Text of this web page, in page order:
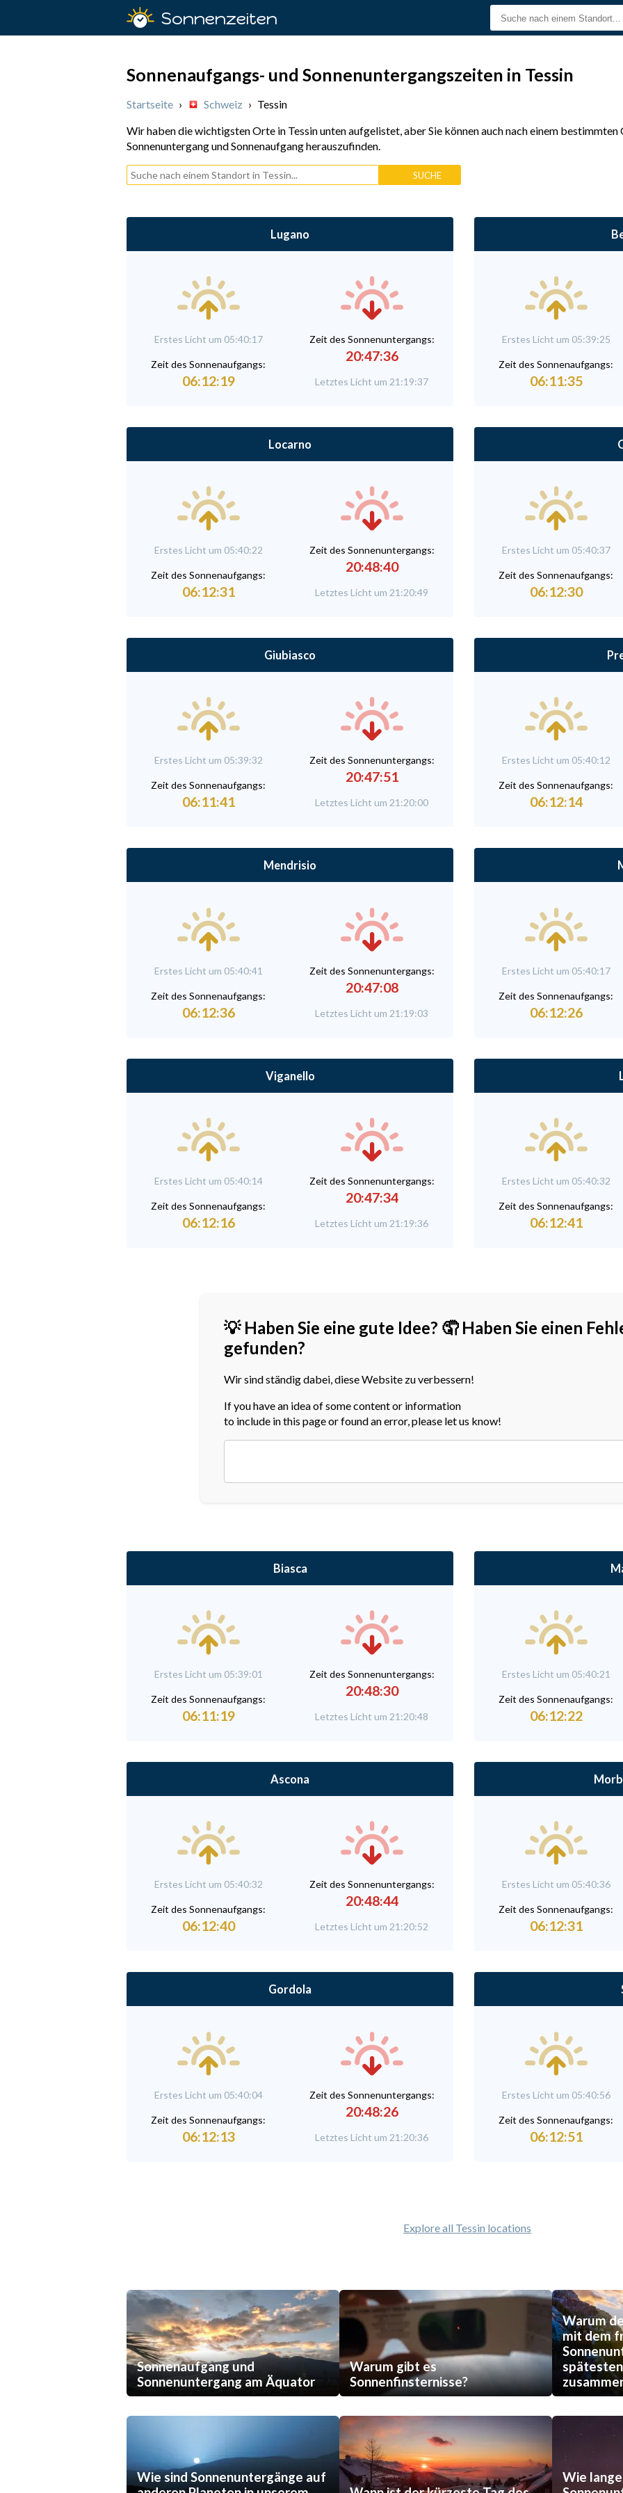
Sonnenzeiten
Sonnenaufgangs- und Sonnenuntergangszeiten in Tessin
Startseite › Schweiz › Tessin
Wir haben die wichtigsten Orte in Tessin unten aufgelistet, aber Sie können auch nach einem bestimmten
Sonnenuntergang und Sonnenaufgang herauszufinden.
Lugano
Erstes Licht um 05:40:17
Zeit des Sonnenaufgangs:
06:12:19
Zeit des Sonnenuntergangs:
20:47:36
Letztes Licht um 21:19:37
Erstes Licht um 05:39:25
Zeit des Sonnenaufgangs:
06:11:35
Locarno
Erstes Licht um 05:40:22
Zeit des Sonnenaufgangs:
06:12:31
Zeit des Sonnenuntergangs:
20:48:40
Letztes Licht um 21:20:49
Erstes Licht um 05:40:37
Zeit des Sonnenaufgangs:
06:12:30
Giubiasco
Erstes Licht um 05:39:32
Zeit des Sonnenaufgangs:
06:11:41
Zeit des Sonnenuntergangs:
20:47:51
Letztes Licht um 21:20:00
Erstes Licht um 05:40:12
Zeit des Sonnenaufgangs:
06:12:14
Mendrisio
Erstes Licht um 05:40:41
Zeit des Sonnenaufgangs:
06:12:36
Zeit des Sonnenuntergangs:
20:47:08
Letztes Licht um 21:19:03
Erstes Licht um 05:40:17
Zeit des Sonnenaufgangs:
06:12:26
Viganello
Erstes Licht um 05:40:14
Zeit des Sonnenaufgangs:
06:12:16
Zeit des Sonnenuntergangs:
20:47:34
Letztes Licht um 21:19:36
Erstes Licht um 05:40:32
Zeit des Sonnenaufgangs:
06:12:41
💡 Haben Sie eine gute Idee? 🤦 Haben Sie einen
gefunden?
Wir sind ständig dabei, diese Website zu verbessern!
If you have an idea of some content or information
to include in this page or found an error, please let us know!
Biasca
Erstes Licht um 05:39:01
Zeit des Sonnenaufgangs:
06:11:19
Zeit des Sonnenuntergangs:
20:48:30
Letztes Licht um 21:20:48
Erstes Licht um 05:40:21
Zeit des Sonnenaufgangs:
06:12:22
Ascona
Erstes Licht um 05:40:32
Zeit des Sonnenaufgangs:
06:12:40
Zeit des Sonnenuntergangs:
20:48:44
Letztes Licht um 21:20:52
Erstes Licht um 05:40:36
Zeit des Sonnenaufgangs:
06:12:31
Gordola
Erstes Licht um 05:40:04
Zeit des Sonnenaufgangs:
06:12:13
Zeit des Sonnenuntergangs:
20:48:26
Letztes Licht um 21:20:36
Erstes Licht um 05:40:56
Zeit des Sonnenaufgangs:
06:12:51
Explore all Tessin locations
Sonnenaufgang und
Sonnenuntergang am Äquator
Warum gibt es
Sonnenfinsternisse?
Warum
mit dem
Wie sind Sonnenuntergänge auf
Wie